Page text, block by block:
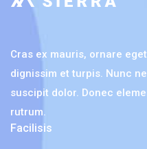
Cras ex mauris, ornare
dignissim et turpis. Nunc
suscipit dolor. Donec
rutrum.
Facilisis